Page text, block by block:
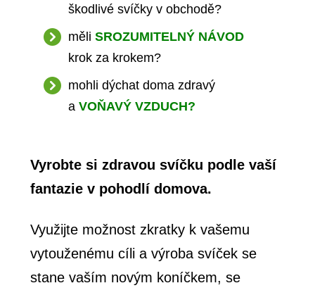
škodlivé svíčky v obchodě?
měliSROZUMITELNÝ NÁVOD
krok za krokem?
mohli dýchat doma zdravý
aVOŇAVÝ VZDUCH?
Vyrobte si zdravou svíčku podle vaší
fantazie v pohodlí domova.
Využijte možnost zkratky k vašemu
vytouženému cíli a výroba svíček se
stane vaším novým koníčkem, se